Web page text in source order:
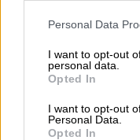
Please note that this
not limited to your visit
grant or deny consent
use your data for
consent section.
Personal Data
I want to opt-out
personal data.
Opted In
I want to opt-out
Personal Data.
Opted In
επιταχυνόμενο
στοιχεία της
διαμερισμάτων
έναντι αύξησης